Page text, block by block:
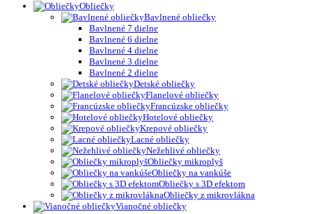
Obliečky
Bavlnené obliečky
Bavlnené 7 dielne
Bavlnené 6 dielne
Bavlnené 4 dielne
Bavlnené 3 dielne
Bavlnené 2 dielne
Detské obliečky
Flanelové obliečky
Francúzske obliečky
Hotelové obliečky
Krepové obliečky
Lacné obliečky
Nežehlivé obliečky
Obliečky mikroplyš
Obliečky na vankúše
Obliečky s 3D efektom
Obliečky z mikrovlákna
Vianočné obliečky